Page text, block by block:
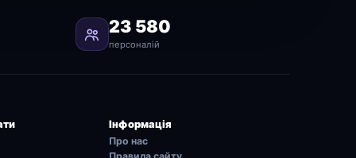
23 580
персоналій
Інформація
Про нас